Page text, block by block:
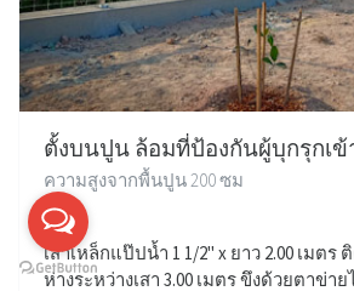
ตั้งบนปูน ล้อมที่ป้องกันผู้บุกรุกเข้
ความสูงจากพื้นปูน 200 ซม
เสาเหล็กแป๊ปน้ำ 1 1/2" x ยาว 2.00 เมตร
ห่างระหว่างเสา 3.00 เมตร ขึงด้วยตาข่า